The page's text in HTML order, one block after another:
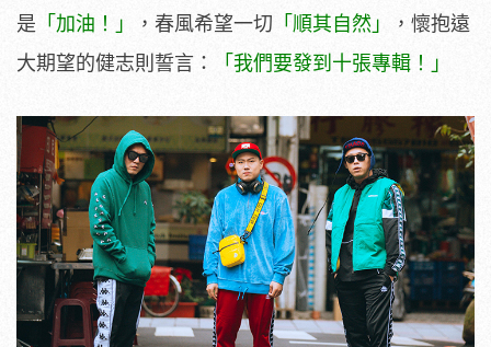
是 「加油！」 ，春風希望一切 「順其自然」
，懷抱遠
大期望的健志則誓言：
「我們要發到十張專輯！」